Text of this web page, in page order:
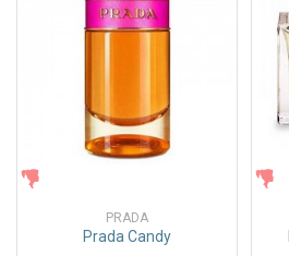
PRADA
Prada Candy